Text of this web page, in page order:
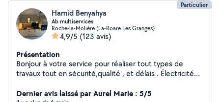
Particulier
Hamid Benyahya
Ab multiservices
Roche-la-Molière (La-Roare Les Granges)
4,9/5 (123 avis)
Présentation
Bonjour à votre service pour réaliser tout types de
travaux tout en sécurité,qualité , et délais . Électricité
neuf. Volet roulant ( manuel, ou électrique ) Serrurier.
Dernier avis laissé par Aurel Marie : 5/5